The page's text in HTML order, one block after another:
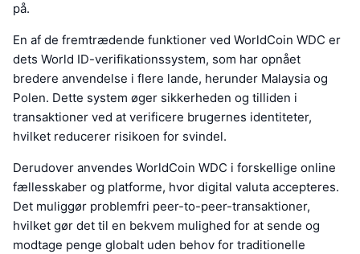
på.
En af de fremtrædende funktioner ved WorldCoin WDC er
dets World ID-verifikationssystem, som har opnået
bredere anvendelse i flere lande, herunder Malaysia og
Polen. Dette system øger sikkerheden og tilliden i
transaktioner ved at verificere brugernes identiteter,
hvilket reducerer risikoen for svindel.
Derudover anvendes WorldCoin WDC i forskellige online
fællesskaber og platforme, hvor digital valuta accepteres.
Det muliggør problemfri peer-to-peer-transaktioner,
hvilket gør det til en bekvem mulighed for at sende og
modtage penge globalt uden behov for traditionelle